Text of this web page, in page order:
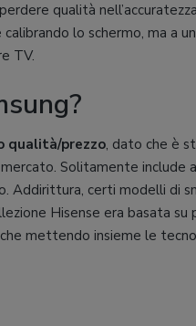
qualità
lo schermo, ma a
TV.
qualità/prezzo, dato che è
Solitamente include
Addirittura, certi modelli di
Hisense era basata su
mettendo insieme le